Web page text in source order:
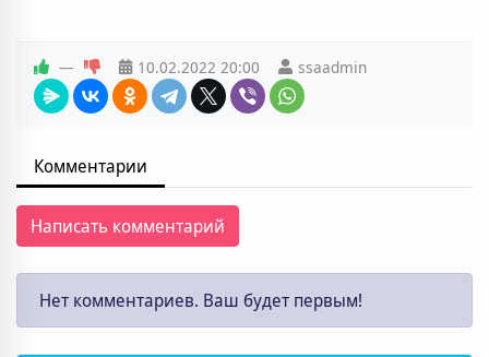
— 10.02.2022 20:00 ssaadmin
Комментарии
Написать комментарий
Нет комментариев. Ваш будет первым!